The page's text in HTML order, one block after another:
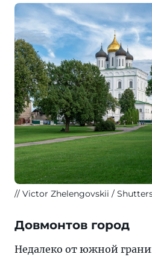
Victor Zhelengovskii /
Довмонтов город
Недалеко от южной